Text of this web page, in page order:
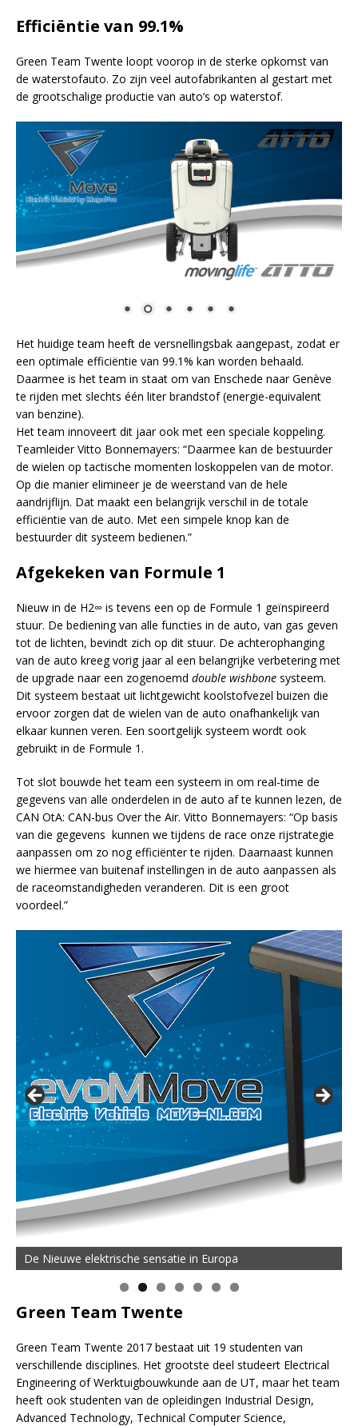
Efficiëntie van 99.1%
Green Team Twente loopt voorop in de sterke opkomst van
de waterstofauto. Zo zijn veel autofabrikanten al gestart met
de grootschalige productie van auto’s op waterstof.
Het huidige team heeft de versnellingsbak aangepast, zodat er
een optimale efficiëntie van 99.1% kan worden behaald.
Daarmee is het team in staat om van Enschede naar Genève
te rijden met slechts één liter brandstof (energie-equivalent
van benzine).
Het team innoveert dit jaar ook met een speciale koppeling.
Teamleider Vitto Bonnemayers: “Daarmee kan de bestuurder
de wielen op tactische momenten loskoppelen van de motor.
Op die manier elimineer je de weerstand van de hele
aandrijflijn. Dat maakt een belangrijk verschil in de totale
efficiëntie van de auto. Met een simpele knop kan de
bestuurder dit systeem bedienen.”
Afgekeken van Formule 1
Nieuw in de H2∞ is tevens een op de Formule 1 geïnspireerd
stuur. De bediening van alle functies in de auto, van gas geven
tot de lichten, bevindt zich op dit stuur. De achterophanging
van de auto kreeg vorig jaar al een belangrijke verbetering met
de upgrade naar een zogenoemd double wishbone systeem.
Dit systeem bestaat uit lichtgewicht koolstofvezel buizen die
ervoor zorgen dat de wielen van de auto onafhankelijk van
elkaar kunnen veren. Een soortgelijk systeem wordt ook
gebruikt in de Formule 1.
Tot slot bouwde het team een systeem in om real-time de
gegevens van alle onderdelen in de auto af te kunnen lezen, de
CAN OtA: CAN-bus Over the Air. Vitto Bonnemayers: “Op basis
van die gegevens kunnen we tijdens de race onze rijstrategie
aanpassen om zo nog efficiënter te rijden. Daarnaast kunnen
we hiermee van buitenaf instellingen in de auto aanpassen als
de raceomstandigheden veranderen. Dit is een groot
voordeel.”
De Nieuwe elektrische sensatie in Europa
Green Team Twente
Green Team Twente 2017 bestaat uit 19 studenten van
verschillende disciplines. Het grootste deel studeert Electrical
Engineering of Werktuigbouwkunde aan de UT, maar het team
heeft ook studenten van de opleidingen Industrial Design,
Advanced Technology, Technical Computer Science,